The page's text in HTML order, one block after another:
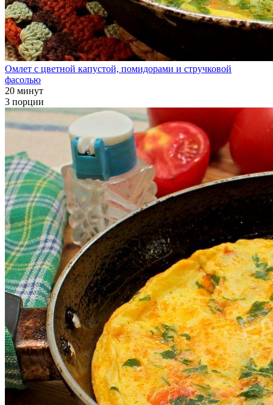
Омлет с цветной капустой, помидорами и стручковой
фасолью
20 минут
3 порции